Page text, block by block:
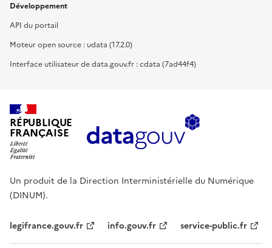
Développement
API du portail
Moteur open source : udata (17.2.0)
Interface utilisateur de data.gouv.fr : cdata (7ad44f4)
RÉPUBLIQUE
FRANÇAISE
Un produit de la Direction Interministérielle du Numérique
(DINUM).
legifrance.gouv.fr info.gouv.fr service-public.fr